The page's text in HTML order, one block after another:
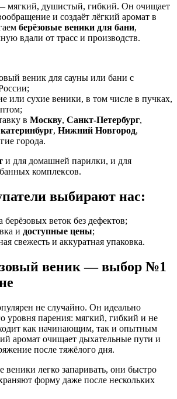
мягкий, душистый, гибкий. Он очищает
и создаёт лёгкий аромат в
берёзовые веники для бани,
вдали от трасс и производств.
веник для сауны или бани с
или сухие веники, в том числе в пучках,
в Москву, Санкт-Петербург,
, Нижний Новгород,
города.
и для домашней парилки, и для
комплексов.
выбирают нас:
берёзовых веток без дефектов;
и доступные цены;
свежесть и аккуратная упаковка.
веник — выбор №1
не случайно. Он идеально
уровня парения: мягкий, гибкий и не
как начинающим, так и опытным
аромат очищает дыхательные пути и
после тяжёлого дня.
веники легко запаривать, они быстро
форму даже после нескольких